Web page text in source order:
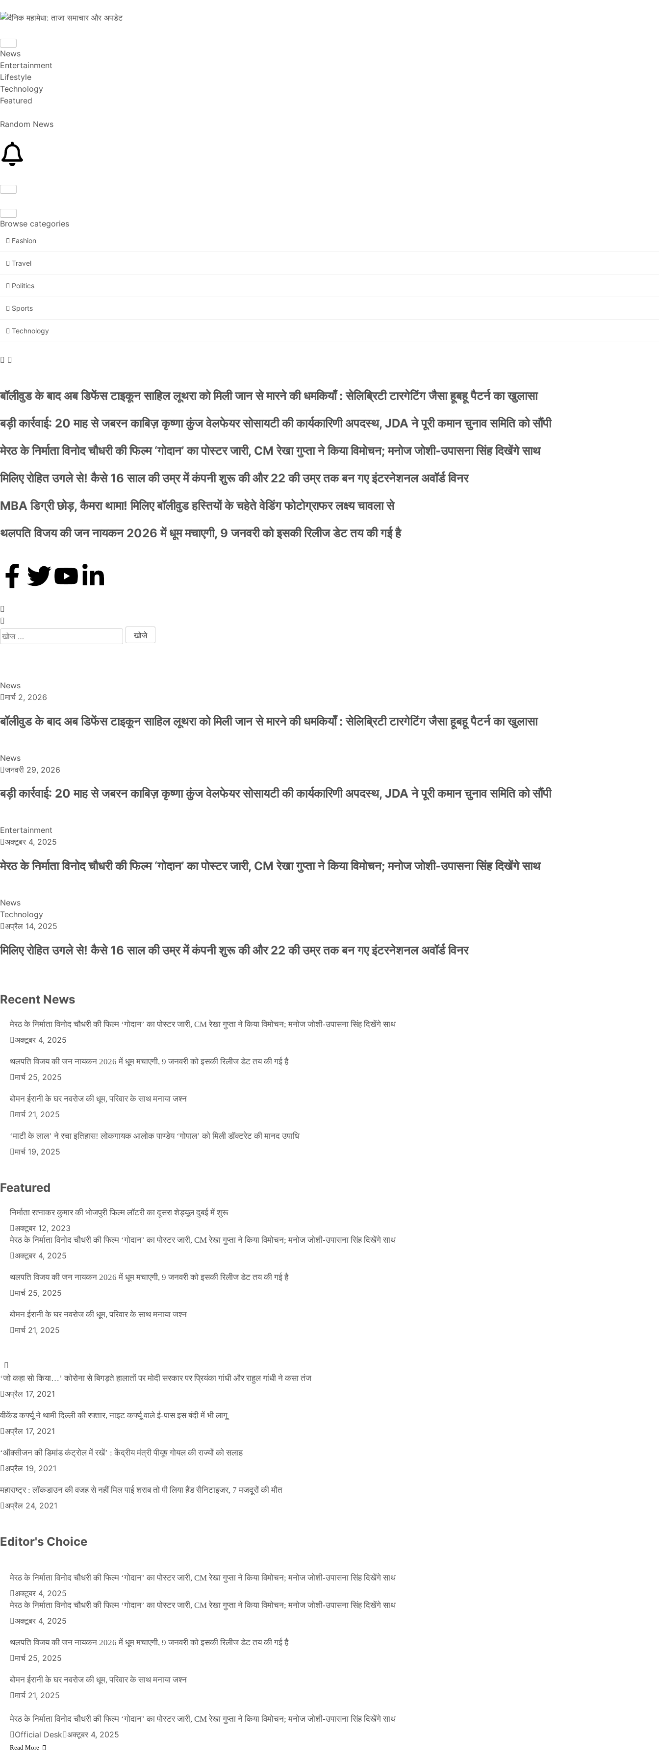
News
Entertainment
Lifestyle
Technology
Featured
Random News
Browse categories
Fashion
Travel
Politics
Sports
Technology
बॉलीवुड के बाद अब डिफेंस टाइकून साहिल लूथरा को मिली जान से मारने की धमकियाँ : सेलिब्रिटी टारगेटिंग जैसा हूबहू पैटर्न का खुलासा
बड़ी कार्रवाई: 20 माह से जबरन काबिज़ कृष्णा कुंज वेलफेयर सोसायटी की कार्यकारिणी अपदस्थ, JDA ने पूरी कमान चुनाव समिति को सौंपी
मेरठ के निर्माता विनोद चौधरी की फिल्म ‘गोदान’ का पोस्टर जारी, CM रेखा गुप्ता ने किया विमोचन; मनोज जोशी-उपासना सिंह दिखेंगे साथ
मिलिए रोहित उगले से! कैसे 16 साल की उम्र में कंपनी शुरू की और 22 की उम्र तक बन गए इंटरनेशनल अवॉर्ड विनर
MBA डिग्री छोड़, कैमरा थामा! मिलिए बॉलीवुड हस्तियों के चहेते वेडिंग फोटोग्राफर लक्ष्य चावला से
थलपति विजय की जन नायकन 2026 में धूम मचाएगी, 9 जनवरी को इसकी रिलीज डेट तय की गई है
News
मार्च 2, 2026
बॉलीवुड के बाद अब डिफेंस टाइकून साहिल लूथरा को मिली जान से मारने की धमकियाँ : सेलिब्रिटी टारगेटिंग जैसा हूबहू पैटर्न का खुलासा
News
जनवरी 29, 2026
बड़ी कार्रवाई: 20 माह से जबरन काबिज़ कृष्णा कुंज वेलफेयर सोसायटी की कार्यकारिणी अपदस्थ, JDA ने पूरी कमान चुनाव समिति को सौंपी
Entertainment
अक्टूबर 4, 2025
मेरठ के निर्माता विनोद चौधरी की फिल्म ‘गोदान’ का पोस्टर जारी, CM रेखा गुप्ता ने किया विमोचन; मनोज जोशी-उपासना सिंह दिखेंगे साथ
News
Technology
अप्रैल 14, 2025
मिलिए रोहित उगले से! कैसे 16 साल की उम्र में कंपनी शुरू की और 22 की उम्र तक बन गए इंटरनेशनल अवॉर्ड विनर
Recent News
मेरठ के निर्माता विनोद चौधरी की फिल्म ‘गोदान’ का पोस्टर जारी, CM रेखा गुप्ता ने किया विमोचन; मनोज जोशी-उपासना सिंह दिखेंगे साथ
अक्टूबर 4, 2025
थलपति विजय की जन नायकन 2026 में धूम मचाएगी, 9 जनवरी को इसकी रिलीज डेट तय की गई है
मार्च 25, 2025
बोमन ईरानी के घर नवरोज की धूम, परिवार के साथ मनाया जश्न
मार्च 21, 2025
‘माटी के लाल’ ने रचा इतिहास! लोकगायक आलोक पाण्डेय ‘गोपाल’ को मिली डॉक्टरेट की मानद उपाधि
मार्च 19, 2025
Featured
निर्माता रत्नाकर कुमार की भोजपुरी फिल्म लॉटरी का दूसरा शेड्यूल दुबई में शुरू
अक्टूबर 12, 2023
मेरठ के निर्माता विनोद चौधरी की फिल्म ‘गोदान’ का पोस्टर जारी, CM रेखा गुप्ता ने किया विमोचन; मनोज जोशी-उपासना सिंह दिखेंगे साथ
अक्टूबर 4, 2025
थलपति विजय की जन नायकन 2026 में धूम मचाएगी, 9 जनवरी को इसकी रिलीज डेट तय की गई है
मार्च 25, 2025
बोमन ईरानी के घर नवरोज की धूम, परिवार के साथ मनाया जश्न
मार्च 21, 2025
वीकेंड कर्फ्यू ने थामी दिल्ली की रफ्तार, नाइट कर्फ्यू वाले ई-पास इस बंदी में भी लागू
Official Desk
‘जो कहा सो किया…’ कोरोना से बिगड़ते हालातों पर मोदी सरकार पर प्रियंका गांधी और राहुल गांधी ने कसा तंज
अप्रैल 17, 2021
वीकेंड कर्फ्यू ने थामी दिल्ली की रफ्तार, नाइट कर्फ्यू वाले ई-पास इस बंदी में भी लागू
अप्रैल 17, 2021
‘ऑक्सीजन की डिमांड कंट्रोल में रखें’ : केंद्रीय मंत्री पीयूष गोयल की राज्यों को सलाह
अप्रैल 19, 2021
महाराष्ट्र : लॉकडाउन की वजह से नहीं मिल पाई शराब तो पी लिया हैंड सैनिटाइजर, 7 मजदूरों की मौत
अप्रैल 24, 2021
Editor's Choice
मेरठ के निर्माता विनोद चौधरी की फिल्म ‘गोदान’ का पोस्टर जारी, CM रेखा गुप्ता ने किया विमोचन; मनोज जोशी-उपासना सिंह दिखेंगे साथ
अक्टूबर 4, 2025
मेरठ के निर्माता विनोद चौधरी की फिल्म ‘गोदान’ का पोस्टर जारी, CM रेखा गुप्ता ने किया विमोचन; मनोज जोशी-उपासना सिंह दिखेंगे साथ
अक्टूबर 4, 2025
थलपति विजय की जन नायकन 2026 में धूम मचाएगी, 9 जनवरी को इसकी रिलीज डेट तय की गई है
मार्च 25, 2025
बोमन ईरानी के घर नवरोज की धूम, परिवार के साथ मनाया जश्न
मार्च 21, 2025
NEWS
बॉलीवुड के बाद अब डिफेंस टाइकून साहिल लूथरा को मिली जान से मारने की
धमकियाँ : सेलिब्रिटी टारगेटिंग जैसा हूबहू पैटर्न का खुलासा
Official Desk
ENTERTAINMENT
मेरठ के निर्माता विनोद चौधरी की फिल्म ‘गोदान’ का पोस्टर जारी, CM रेखा गुप्ता ने किया विमोचन; मनोज जोशी-उपासना सिंह दिखेंगे साथ
Official Desk अक्टूबर 4, 2025
Read More